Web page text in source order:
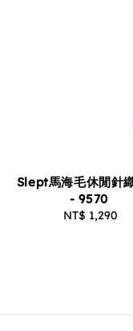
Slept馬海毛休閒針
- 9570
Regular
NT$ 1,290